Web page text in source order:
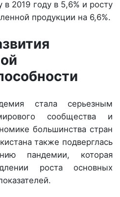
2019 году в 5,6% и росту
продукции на 6,6%.
стала серьезным
сообщества и
большинства стран
также подверглась
пандемии, которая
роста основных